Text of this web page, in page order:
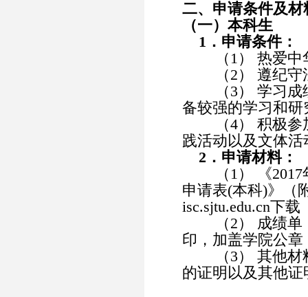
二、申请条件及材
（一）本科生
1．申请条件：
（1） 热爱中华
（2） 遵纪守
（3） 学习成绩
备较强的学习和研
（4） 积极参加
践活动以及文体
2．申请材料：
（1） 《2017
申请表(本科)》（
isc.sjtu.edu.cn下
（2） 成绩单，
印，加盖学院公
（3） 其他材料
的证明以及其他